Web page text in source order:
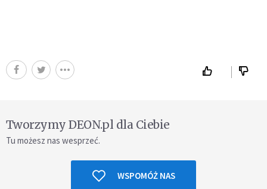
Tworzymy DEON.pl dla Ciebie
Tu możesz nas wesprzeć.
WSPOMÓŻ NAS